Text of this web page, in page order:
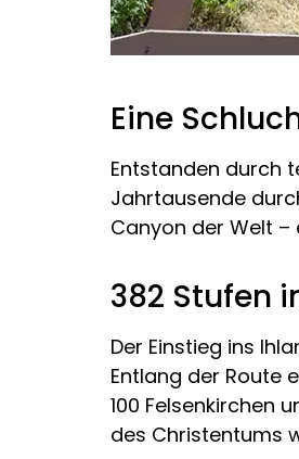
Eine
Entstanden durch
Jahrtausende
Canyon der Welt
382 Stufen
Der Einstieg ins
Entlang der Route
100 Felsenkirchen
des Christentums